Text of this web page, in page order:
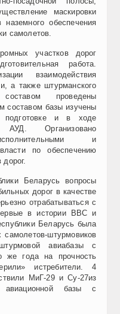
маскировки
обеспечения
самолетов.
участков дорог
работа.
взаимодействия
а также штурманского
проведены
составом базы изучены
подготовке и в ходе
Организовано
и
по обеспечению
Беларусь вопросы
дорог в качестве
отрабатываться с
в истории ВВС и
Беларусь была
штурмовиков
авиабазы с
же года на прочность
истребители. 4
МиГ-29 и Су-27из
авиационной базы с